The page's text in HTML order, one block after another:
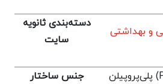
دسته‌بندی ثانویه
سایت
و بهداشتی
جنس ساختار
پلی‌پروپیلن (PP) یا پلی‌اتیلن (PE)